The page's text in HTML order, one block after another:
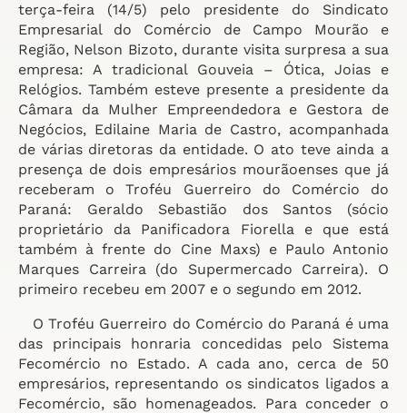
terça-feira (14/5) pelo presidente do Sindicato
Empresarial do Comércio de Campo Mourão e
Região, Nelson Bizoto, durante visita surpresa a sua
empresa: A tradicional Gouveia – Ótica, Joias e
Relógios. Também esteve presente a presidente da
Câmara da Mulher Empreendedora e Gestora de
Negócios, Edilaine Maria de Castro, acompanhada
de várias diretoras da entidade. O ato teve ainda a
presença de dois empresários mourãoenses que já
receberam o Troféu Guerreiro do Comércio do
Paraná: Geraldo Sebastião dos Santos (sócio
proprietário da Panificadora Fiorella e que está
também à frente do Cine Maxs) e Paulo Antonio
Marques Carreira (do Supermercado Carreira). O
primeiro recebeu em 2007 e o segundo em 2012.
O Troféu Guerreiro do Comércio do Paraná é uma
das principais honraria concedidas pelo Sistema
Fecomércio no Estado. A cada ano, cerca de 50
empresários, representando os sindicatos ligados a
Fecomércio, são homenageados. Para conceder o